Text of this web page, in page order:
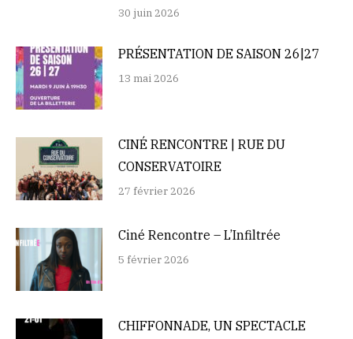
30 juin 2026
PRÉSENTATION DE SAISON 26|27
13 mai 2026
CINÉ RENCONTRE | RUE DU
CONSERVATOIRE
27 février 2026
Ciné Rencontre – L’Infiltrée
5 février 2026
CHIFFONNADE, UN SPECTACLE